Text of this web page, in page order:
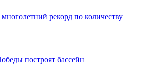
рекорд по количеству
построят бассейн